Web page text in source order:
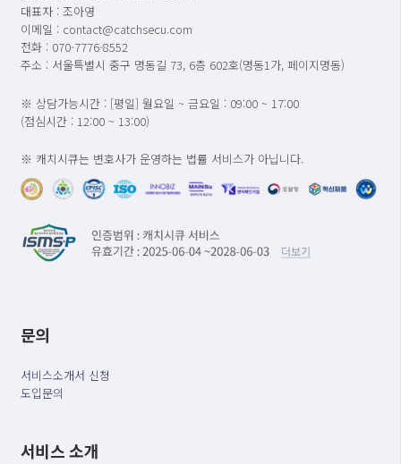
대표자 : 조아영
이메일 : contact@catchsecu.com
전화 : 070-7776-8552
주소 : 서울특별시 중구 명동길 73, 6층 602호(명동1가, 페이지명동)
※ 상담가능시간 : [평일] 월요일 ~ 금요일 : 09:00 ~ 17:00
(점심시간 : 12:00 ~ 13:00)
※ 캐치시큐는 변호사가 운영하는 법률 서비스가 아닙니다.
문의
서비스소개서 신청
도입문의
서비스 소개